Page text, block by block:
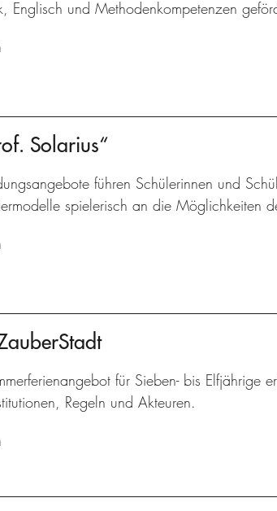
Englisch und Methodenkompetenzen
Solarius“
führen Schülerinnen und
spielerisch an die Möglichkeiten
für Sieben- bis Elfjährige
Regeln und Akteuren.